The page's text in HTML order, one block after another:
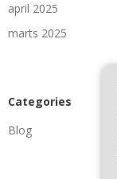
april 2025
marts 2025
Categories
Blog